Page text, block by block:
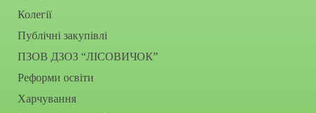
Колегії
Публічні закупівлі
ПЗОВ ДЗОЗ “ЛІСОВИЧОК”
Реформи освіти
Харчування